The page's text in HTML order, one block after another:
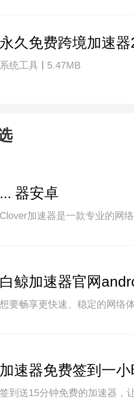
永久免费跨境加速
系统工具 5.47MB
... 器安卓
Clover加速器是一款专业的网
白鲸加速器官网
想要畅享更快速、稳定的网络
加速器免费签到一小
签到送15分钟免费的加速器，